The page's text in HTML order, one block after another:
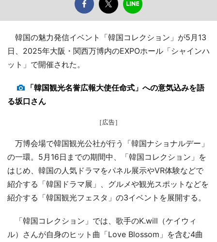
韓国の魅力発信イベント「韓国コレクション」が5月13
日、2025年大阪・関西万博内のEXPOホール「シャインハ
ット」で開催された。
「韓国観光名誉広報大使任命式」への意気込みを語
る坂口さん
［広告］
万博会場で韓国観光公社が行う「韓国ナショナルデー」
の一環。5月16日までの期間中、「韓国コレクション」を
はじめ、韓国の人気ドラマをパネル展示やVR体験などで
紹介する「韓国ドラマ展」、グルメや観光スポットなどを
紹介する「韓国観光フェスタ」の3イベントを展開する。
「韓国コレクション」では、歌手のK.will（ケイウィ
ル）さんが自身のヒット曲「Love Blossom」を含む4曲